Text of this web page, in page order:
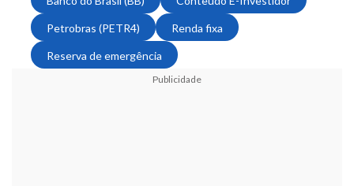
Petrobras (PETR4) Renda fixa
Reserva de emergência
Publicidade